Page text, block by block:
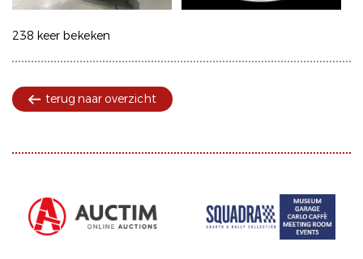
238 keer bekeken
terug naar overzicht